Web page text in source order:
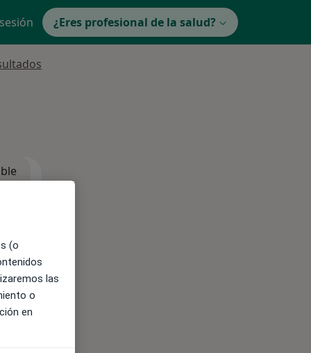
¿Eres profesional de la salud?
(o
las
o
en